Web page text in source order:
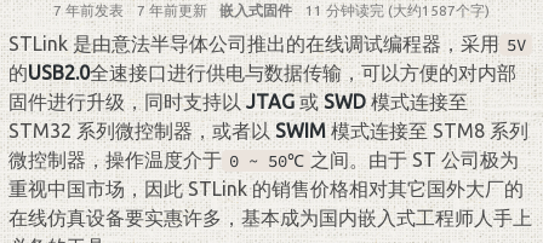
7 年前发表 7 年前更新 嵌入式固件 11 分钟读完 (大约1587个字)
STLink 是由意法半导体公司推出的在线调试编程器，采用 5V
的USB2.0全速接口进行供电与数据传输，可以方便的对内部
固件进行升级，同时支持以JTAG或SWD模式连接至
STM32 系列微控制器，或者以SWIM模式连接至 STM8 系列
微控制器，操作温度介于 0 ~ 50℃ 之间。由于 ST 公司极为
重视中国市场，因此 STLink 的销售价格相对其它国外大厂的
在线仿真设备要实惠许多，基本成为国内嵌入式工程师人手上